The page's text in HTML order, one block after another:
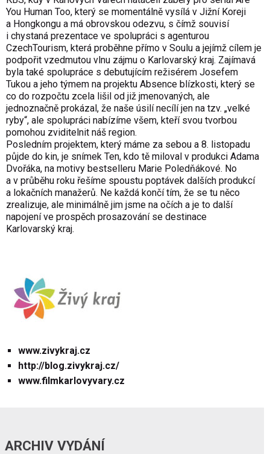
You Human Too, který se momentálně vysílá v Jižní Koreji
a Hongkongu a má obrovskou odezvu, s čímž souvisí
i chystaná prezentace ve spolupráci s agenturou
CzechTourism, která proběhne přímo v Soulu a jejímž cílem je
podpořit vzedmutou vlnu zájmu o Karlovarský kraj. Zajímavá
byla také spolupráce s debutujícím režisérem Josefem
Tukou a jeho týmem na projektu Absence blízkosti, který se
co do rozpočtu zcela lišil od již jmenovaných, ale
jednoznačně prokázal, že naše úsilí necílí jen na tzv. „velké
ryby“, ale spolupráci nabízíme všem, kteří svou tvorbou
pomohou zviditelnit náš region.
Posledním projektem, který máme za sebou a 8. listopadu
půjde do kin, je snímek Ten, kdo tě miloval v produkci Adama
Dvořáka, na motivy bestselleru Marie Poledňákové. No
a v průběhu roku řešíme spoustu poptávek dalších produkcí
a lokačních manažerů. Ne každá končí tím, že se tu něco
zrealizuje, ale minimálně jim jsme na očích a je to další
napojení ve prospěch prosazování se destinace
Karlovarský kraj.
www.zivykraj.cz
http://blog.zivykraj.cz/
www.filmkarlovyvary.cz
ARCHIV VYDÁNÍ